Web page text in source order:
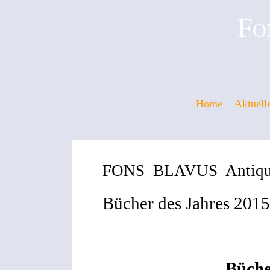
Home
FONS BLAVUS
Bücher des Jahres